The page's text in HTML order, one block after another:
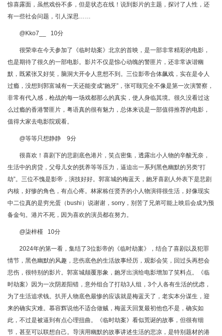
惊喜露面，虽然戏份不多，但是状态在线！说到影片的主题，探讨了人性，还
有一些社会问题，引人深思……
@Kko7__ 10分
很荣幸在今天参加了《临时劫案》北京的首映，是一部非常精彩的电影，
也是期待了很久的一部电影。影片不仅是惊心动魄的警匪片，还非常诙谐幽
默，既紧张又好笑，脑洞大开令人意想不到。三位影帝合体飙戏，实在是令人
过瘾，没想到郭富城有一天还能变成“龅牙”，张可颐完全不像是第一次演警察，
非常有代入感，枪战的每一场戏都那么的真实，使人身临其境。很久没看过这
么过瘾的香港警匪片，粤语真的很有魅力，总体来说是一部值得推荐的电影，
值得大家去电影院观看。
@等等只想静静 9分
很喜欢！喜剧下的悲剧底色港片，笑点密集，透露出小人物的辛酸无奈，
生活中的房贷，父母儿女的抚养等等压力，逼迫出一系列黑色幽默的另类“打
劫”。三位不愧是影帝，演技好好。郭富城的梅蓝天，龅牙喜剧人外表下是悲剧
内核，好惨的角色，有点心疼。林家栋任贤齐的小人物演得很生活，好像现实
中二位真的是穷光蛋（bushi）说谢谢，sorry，别苦了兄弟可能上映后会成为预
备金句。港片不死，因为喜欢的演员都在努力。
@柒梓槿 10分
2024年的第一看，集结了3位影帝的《临时劫案》，结合了喜剧以及犯罪
情节，黑色幽默的风趣，悲伤底色的生活故事经历，观影会笑，回过头再想会
悲伤，很特别的影片。郭富城颠覆形象，龅牙出演给电影增加了笑料点。《临
时劫案》因为一次阴差阳错，意外组合了打劫3人组，3个人各有生活的忧虑，
为了生活追求钱。扒开人物底色最惨的应该就是梅蓝天了，老实本分谋生，迎
来的确实灾难。慕容辉说他不适合做贼，梅蓝天回复最初他也不是，确实如
此，不过是被逼到有点心理扭曲。《临时劫案》看似荒诞的故事，但很有细
节，甚至可以联想自己。导演用幽默的故事讲述生活的悲凉，是特别题材的港